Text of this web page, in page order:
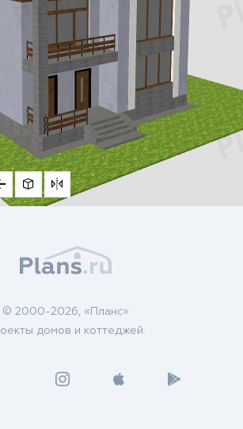
© 2000-2026, «Планс»
домов и коттеджей.